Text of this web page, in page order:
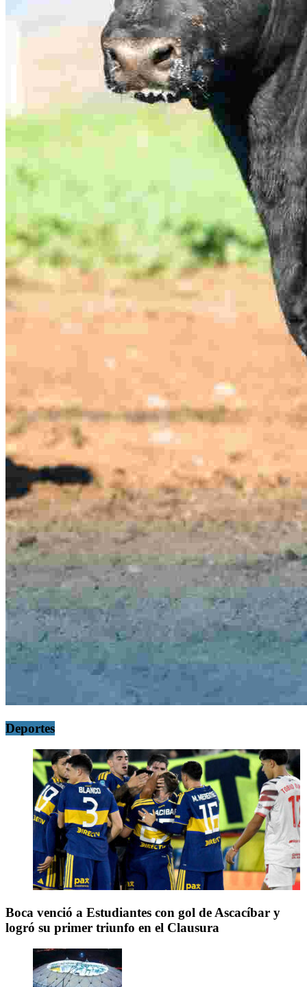
Deportes
Boca venció a Estudiantes con gol de Ascacíbar y
logró su primer triunfo en el Clausura